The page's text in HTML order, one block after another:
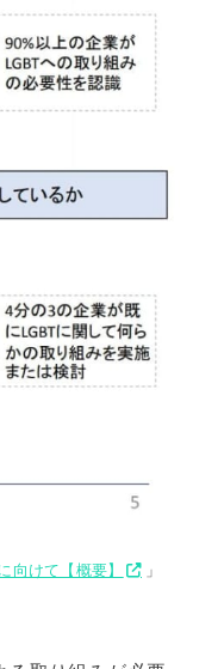
向けて【概要】
」